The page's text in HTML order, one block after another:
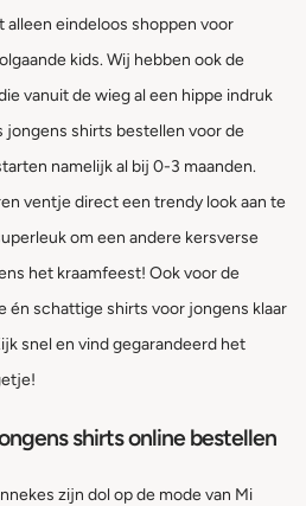
eindeloos shoppen voor
kids. Wij hebben ook de
vanuit de wieg al een hippe indruk
jongens shirts bestellen voor de
namelijk al bij 0-3 maanden.
ventje direct een trendy look aan te
om een andere kersverse
het kraamfeest! Ook voor de
én schattige shirts voor jongens klaar
snel en vind gegarandeerd het
shirts online bestellen
zijn dol op de mode van Mi